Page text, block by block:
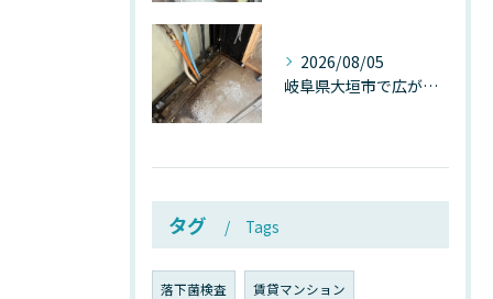
2026/08/05
岐阜県大垣市で広がる“深層カビ汚染”──なぜ除カビが必要なのか、建物内部で起きている見えない危機
タグ Tags
落下菌検査 賃貸マンション